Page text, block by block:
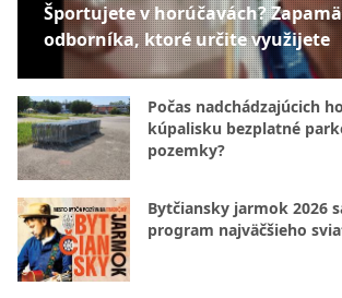
Športujete v horúčavách?
odborníka, ktoré určite využijete
Počas nadchádzajúcich
kúpalisku bezplatné
pozemky?
Bytčiansky jarmok 2026
program najväčšieho